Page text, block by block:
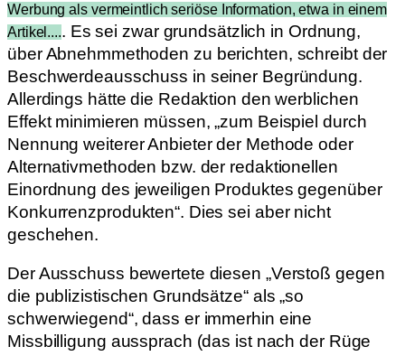
Werbung als vermeintlich seriöse Information, etwa in einem
Artikel..... Es sei zwar grundsätzlich in Ordnung,
über Abnehmmethoden zu berichten, schreibt der
Beschwerdeausschuss in seiner Begründung.
Allerdings hätte die Redaktion den werblichen
Effekt minimieren müssen, „zum Beispiel durch
Nennung weiterer Anbieter der Methode oder
Alternativmethoden bzw. der redaktionellen
Einordnung des jeweiligen Produktes gegenüber
Konkurrenzprodukten“. Dies sei aber nicht
geschehen.
Der Ausschuss bewertete diesen „Verstoß gegen
die publizistischen Grundsätze“ als „so
schwerwiegend“, dass er immerhin eine
Missbilligung aussprach (das ist nach der Rüge